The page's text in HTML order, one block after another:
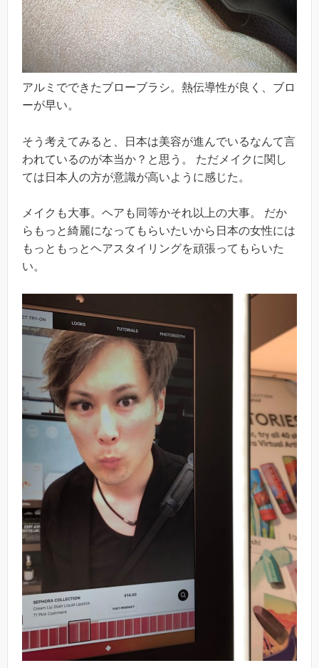
アルミでできたブローブラシ。熱伝導性が良く、ブロ
ーが早い。
そう考えてみると、日本は美容が進んでいるなんて言
われているのが本当か？と思う。 ただメイクに関し
ては日本人の方が意識が高いように感じた。
メイクも大事。ヘアも同等かそれ以上の大事。 だか
らもっと綺麗になってもらいたいから日本の女性には
もっともっとヘアスタイリングを頑張ってもらいた
い。